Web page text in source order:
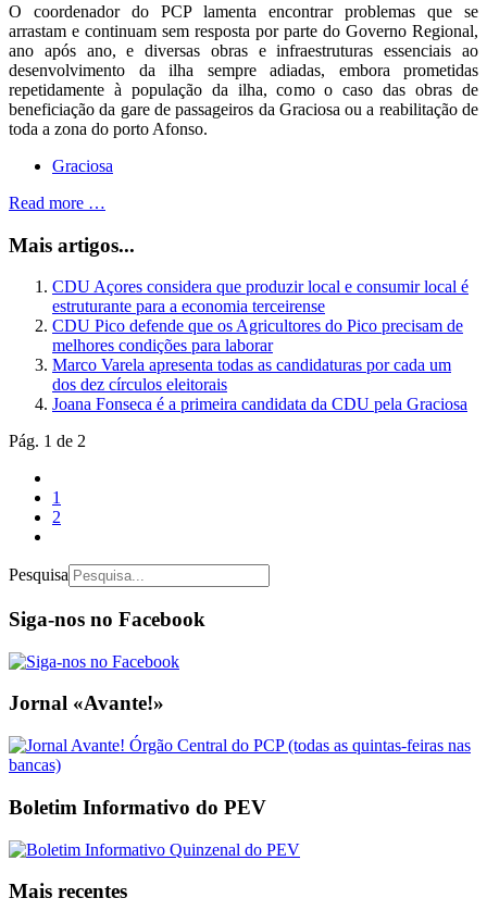
O coordenador do PCP lamenta encontrar problemas que se
arrastam e continuam sem resposta por parte do Governo Regional,
ano após ano, e diversas obras e infraestruturas essenciais ao
desenvolvimento da ilha sempre adiadas, embora prometidas
repetidamente à população da ilha, como o caso das obras de
beneficiação da gare de passageiros da Graciosa ou a reabilitação de
toda a zona do porto Afonso.
Graciosa
Read more …
Mais artigos...
CDU Açores considera que produzir local e consumir local é
estruturante para a economia terceirense
CDU Pico defende que os Agricultores do Pico precisam de
melhores condições para laborar
Marco Varela apresenta todas as candidaturas por cada um
dos dez círculos eleitorais
Joana Fonseca é a primeira candidata da CDU pela Graciosa
Pág. 1 de 2
1
2
Pesquisa
Siga-nos no Facebook
Jornal «Avante!»
Boletim Informativo do PEV
Mais recentes